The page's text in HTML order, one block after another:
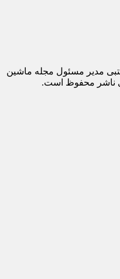
مدیر مسئول مجله ماشین
ناشر محفوظ است.